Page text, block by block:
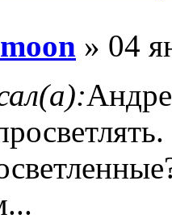
» 04